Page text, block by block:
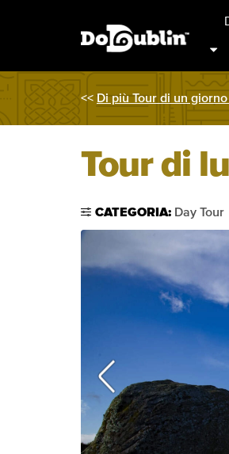
<< Di più Tour di un
Tour di
CATEGORIA: Day Tour